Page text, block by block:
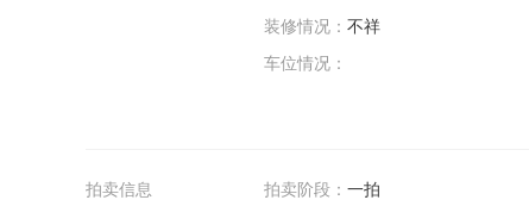
装修情况： 不祥
车位情况：
拍卖信息 拍卖阶段： 一拍